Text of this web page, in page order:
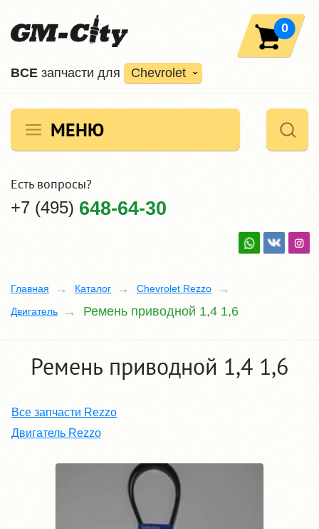
ВCE запчасти для Chevrolet
0
МЕНЮ
Есть вопросы?
+7 (495) 648-64-30
Главная Каталог
Chevrolet Rezzo
Двигатель
Ремень приводной 1,4 1,6
Ремень приводной 1,4 1,6
Все запчасти Rezzo
Двигатель Rezzo